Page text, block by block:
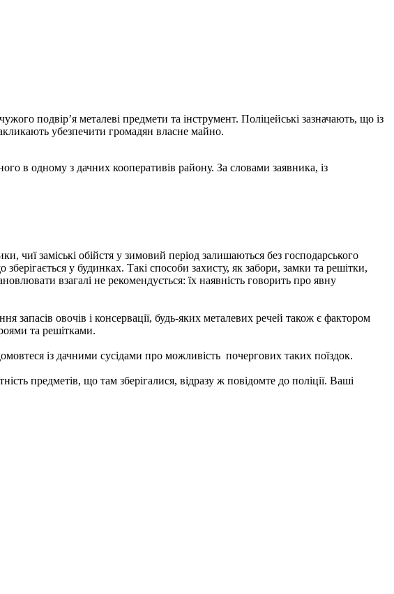
подвір’я металеві предмети та інструмент. Поліцейські зазначають, що із
убезпечити громадян власне майно.
в одному з дачних кооперативів району. За словами заявника, із
заміські обійстя у зимовий період залишаються без господарського
у будинках. Такі способи захисту, як забори, замки та решітки,
взагалі не рекомендується: їх наявність говорить про явну
запасів овочів і консервації, будь-яких металевих речей також є фактором
та решітками.
із дачними сусідами про можливість почергових таких поїздок.
предметів, що там зберігалися, відразу ж повідомте до поліції. Ваші